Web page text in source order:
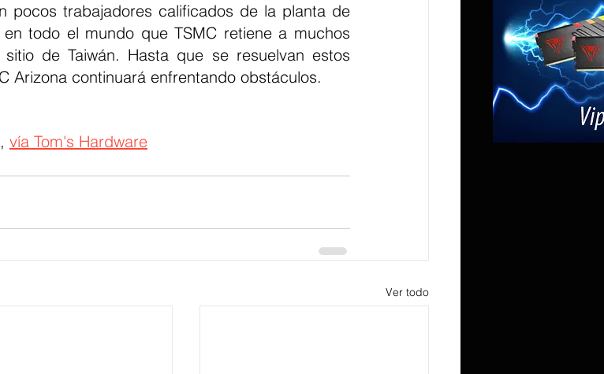
pocos trabajadores calificados de la planta de
todo el mundo que TSMC retiene a muchos
de Taiwán. Hasta que se resuelvan estos
Arizona continuará enfrentando obstáculos.
, vía Tom's Hardware
Ver todo